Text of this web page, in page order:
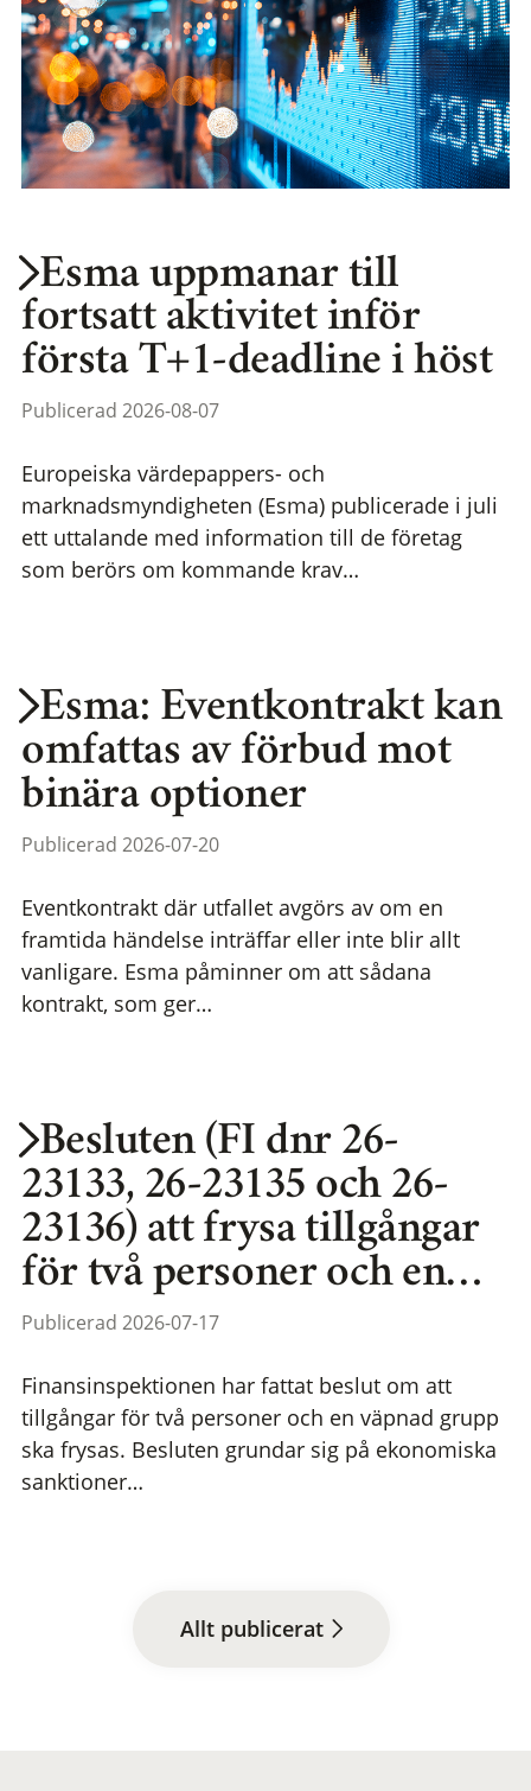
Esma uppmanar till
fortsatt aktivitet inför
första T+1-deadline i höst
Publicerad 2026-08-07
Europeiska värdepappers- och
marknadsmyndigheten (Esma) publicerade i juli
ett uttalande med information till de företag
som berörs om kommande krav…
Esma: Eventkontrakt kan
omfattas av förbud mot
binära optioner
Publicerad 2026-07-20
Eventkontrakt där utfallet avgörs av om en
framtida händelse inträffar eller inte blir allt
vanligare. Esma påminner om att sådana
kontrakt, som ger…
Besluten (FI dnr 26-
23133, 26-23135 och 26-
23136) att frysa tillgångar
för två personer och en…
Publicerad 2026-07-17
Finansinspektionen har fattat beslut om att
tillgångar för två personer och en väpnad grupp
ska frysas. Besluten grundar sig på ekonomiska
sanktioner…
Allt publicerat